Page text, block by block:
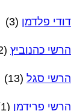
דודי פלדמן (3)
הרשי כהנוביץ (2)
הרשי סגל (13)
הרשי פרידמן (1)